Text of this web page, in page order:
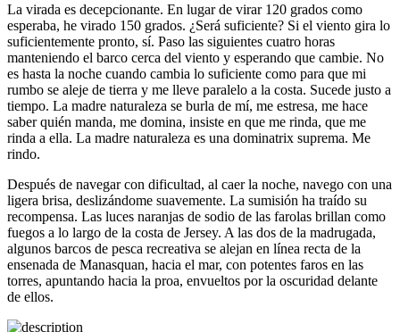
La virada es decepcionante. En lugar de virar 120 grados como
esperaba, he virado 150 grados. ¿Será suficiente? Si el viento gira lo
suficientemente pronto, sí. Paso las siguientes cuatro horas
manteniendo el barco cerca del viento y esperando que cambie. No
es hasta la noche cuando cambia lo suficiente como para que mi
rumbo se aleje de tierra y me lleve paralelo a la costa. Sucede justo a
tiempo. La madre naturaleza se burla de mí, me estresa, me hace
saber quién manda, me domina, insiste en que me rinda, que me
rinda a ella. La madre naturaleza es una dominatrix suprema. Me
rindo.
Después de navegar con dificultad, al caer la noche, navego con una
ligera brisa, deslizándome suavemente. La sumisión ha traído su
recompensa. Las luces naranjas de sodio de las farolas brillan como
fuegos a lo largo de la costa de Jersey. A las dos de la madrugada,
algunos barcos de pesca recreativa se alejan en línea recta de la
ensenada de Manasquan, hacia el mar, con potentes faros en las
torres, apuntando hacia la proa, envueltos por la oscuridad delante
de ellos.